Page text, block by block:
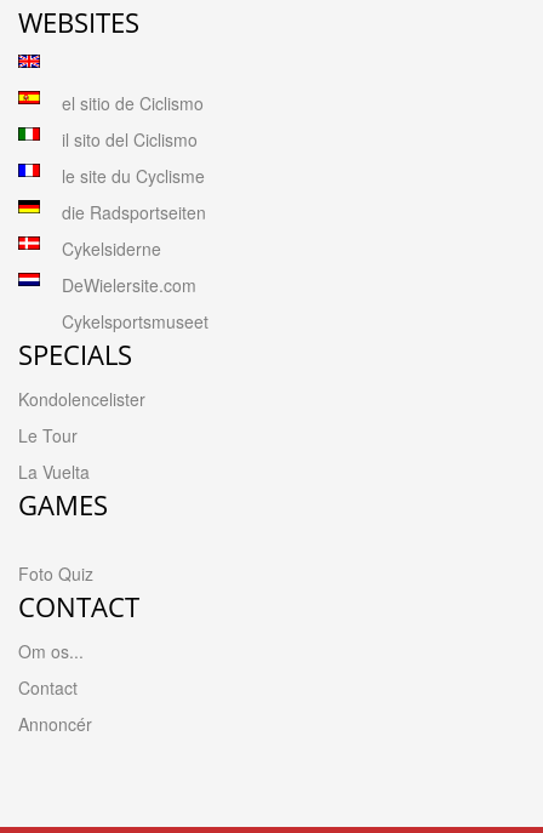
WEBSITES
el sitio de Ciclismo
il sito del Ciclismo
le site du Cyclisme
die Radsportseiten
Cykelsiderne
DeWielersite.com
Cykelsportsmuseet
SPECIALS
Kondolencelister
Le Tour
La Vuelta
GAMES
Foto Quiz
CONTACT
Om os...
Contact
Annoncér